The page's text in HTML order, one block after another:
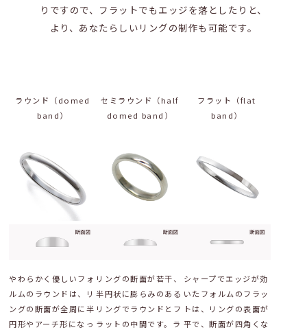
りですので、フラットでもエッジを落としたりと、
より、あなたらしいリングの制作も可能です。
ラウンド（domed
band）
やわらかく優しいフォ
ルムのラウンドは、リ
ングの断面が全周に半
円形やアーチ形になっ
セミラウンド（half
domed band）
リングの断面が若干、
半円状に膨らみのある
リングでラウンドとフ
ラットの中間です。ラ
フラット（flat
band）
シャープでエッジが効
いたフォルムのフラッ
トは、リングの表面が
平で、断面が四角くな